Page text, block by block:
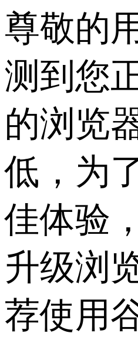
尊敬的
测到您
的浏览
低，为
佳体验
升级浏
荐使用